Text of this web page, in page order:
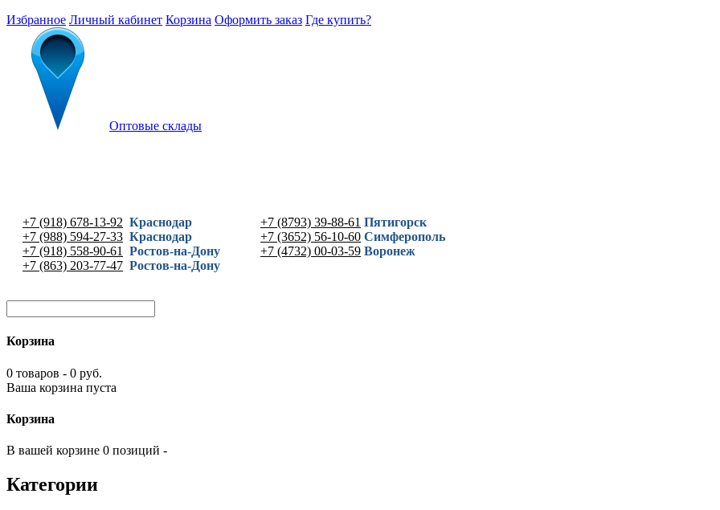
Избранное Личный кабинет Корзина Оформить заказ Где купить?
Оптовые склады
+7 (918) 678-13-92 Краснодар
+7 (988) 594-27-33 Краснодар
+7 (918) 558-90-61
Ростов-на-Дону
+7 (863) 203-77-47 Ростов-на-Дону
+7 (8793) 39-88-61 Пятигорск
+7 (3652) 56-10-60 Симферополь
+7 (4732) 00-03-59 Воронеж
Корзина
0 товаров - 0 руб.
Ваша корзина пуста
Корзина
В вашей корзине 0 позиций -
Категории